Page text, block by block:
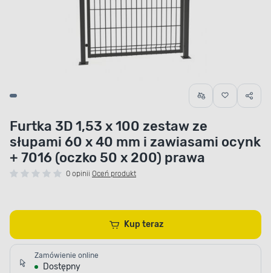
Furtka 3D 1,53 x 100 zestaw ze
słupami 60 x 40 mm i zawiasami ocynk
+ 7016 (oczko 50 x 200) prawa
0 opinii Oceń produkt
Kup teraz
Zamówienie online
Dostępny